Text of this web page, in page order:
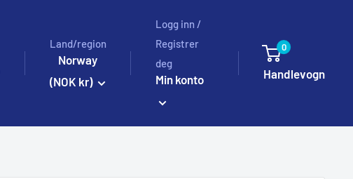
Land/region
Norway
(NOK kr)
Logg inn /
Registrer
deg
Min konto
0
Handlevogn